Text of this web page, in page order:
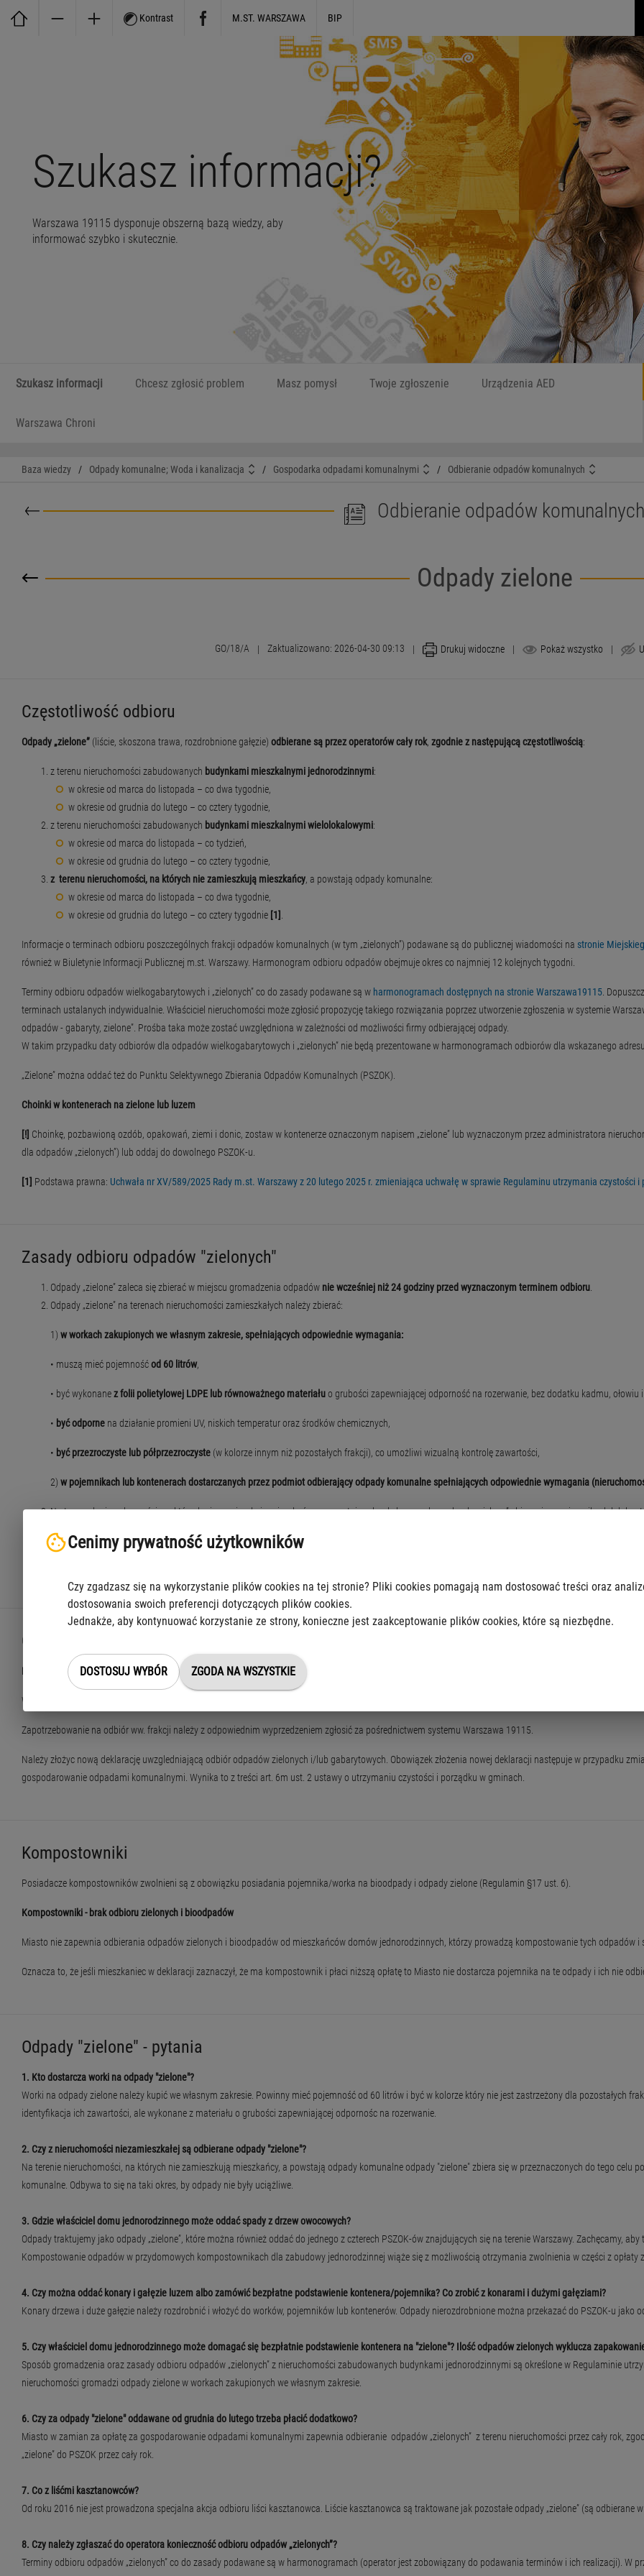
Kontrast M.ST. WARSZAWA BIP
Szukasz informacji?
Warszawa 19115 dysponuje obszerną bazą wiedzy, aby
informować szybko i skutecznie.
Szukasz informacji Chcesz zgłosić problem Masz pomysł Twoje zgłoszenie Urządzenia AED
Warszawa Chroni
Baza wiedzy / Odpady komunalne; Woda i kanalizacja / Gospodarka odpadami komunalnymi / Odbieranie odpadów komunalnych
Odbieranie odpadów komunalnych
Odpady zielone
GO/18/A | Zaktualizowano: 2026-04-30 09:13 | Drukuj widoczne | Pokaż wszystko |
Częstotliwość odbioru
Odpady „zielone” (liście, skoszona trawa, rozdrobnione gałęzie) odbierane są przez operatorów cały rok, zgodnie z następującą częstotliwością:
z terenu nieruchomości zabudowanych budynkami mieszkalnymi jednorodzinnymi:
w okresie od marca do listopada – co dwa tygodnie,
w okresie od grudnia do lutego – co cztery tygodnie,
z terenu nieruchomości zabudowanych budynkami mieszkalnymi wielolokalowymi:
w okresie od marca do listopada – co tydzień,
w okresie od grudnia do lutego – co cztery tygodnie,
z terenu nieruchomości, na których nie zamieszkują mieszkańcy, a powstają odpady komunalne:
w okresie od marca do listopada – co dwa tygodnie,
w okresie od grudnia do lutego – co cztery tygodnie [1].
Informacje o terminach odbioru poszczególnych frakcji odpadów komunalnych (w tym „zielonych”) podawane są do publicznej wiadomości na stronie
również w Biuletynie Informacji Publicznej m.st. Warszawy. Harmonogram odbioru odpadów obejmuje okres co najmniej 12 kolejnych tygodni.
Terminy odbioru odpadów wielkogabarytowych i „zielonych” co do zasady podawane są w harmonogramach dostępnych na stronie Warszawa19115.
terminach ustalanych indywidualnie. Właściciel nieruchomości może zgłosić propozycję takiego rozwiązania poprzez utworzenie zgłoszenia w systemie
odpadów - gabaryty, zielone”. Prośba taka może zostać uwzględniona w zależności od możliwości firmy odbierającej odpady.
W takim przypadku daty odbiorów dla odpadów wielkogabarytowych i „zielonych” nie będą prezentowane w harmonogramach odbiorów dla wskazanego
„Zielone” można oddać też do Punktu Selektywnego Zbierania Odpadów Komunalnych (PSZOK).
Choinki w kontenerach na zielone lub luzem
[!] Choinkę, pozbawioną ozdób, opakowań, ziemi i donic, zostaw w kontenerze oznaczonym napisem „zielone” lub wyznaczonym przez administratora
dla odpadów „zielonych”) lub oddaj do dowolnego PSZOK-u.
[1] Podstawa prawna: Uchwała nr XV/589/2025 Rady m.st. Warszawy z 20 lutego 2025 r. zmieniająca uchwałę w sprawie Regulaminu utrzymania czystości
Zasady odbioru odpadów "zielonych"
Odpady „zielone” zaleca się zbierać w miejscu gromadzenia odpadów nie wcześniej niż 24 godziny przed wyznaczonym terminem odbioru.
Odpady „zielone” na terenach nieruchomości zamieszkałych należy zbierać:
1) w workach zakupionych we własnym zakresie, spełniających odpowiednie wymagania:
• muszą mieć pojemnośćod 60 litrów,
• być wykonanez folii polietylowej LDPE lub równoważnego materiałuo grubości zapewniającej odporność na rozerwanie, bez dodatku kadmu,
• być odporne na działanie promieni UV, niskich temperatur oraz środków chemicznych,
• być przezroczyste lub półprzezroczyste (w kolorze innym niż pozostałych frakcji), co umożliwi wizualną kontrolę zawartości,
2) w pojemnikach lub kontenerach dostarczanych przez podmiot odbierający odpady komunalne spełniających odpowiednie wymagania
Na terenach nieruchomości, na których nie zamieszkują mieszkańcy, a powstają odpady komunalne, odpady „zielone” zbiera się w pojemnikach lub
Na terenach nieruchomości, na których znajdują się domki letniskowe i innych nieruchomości wykorzystywanych na cele rekreacyjno-wypoczynkowe
miejsca gromadzenia odpadów dla kilku nieruchomości, odpady zielone można gromadzić w pojemnikach.
Odpady zielone, gabaryty w nieruchomościach niezamieszkałych
Dotyczy nieruchomości niezamieszkałych pozostających w systemie miejskim
W miesiącu, w którym planowane jest np. koszenie trawników, w deklaracji należy zaznaczyć odbiór odpadów zielonych. Analogicznie z odpadami
Zapotrzebowanie na odbiór ww. frakcji należy z odpowiednim wyprzedzeniem zgłosić za pośrednictwem systemu Warszawa 19115.
Należy złożyc nową deklarację uwzgledniającą odbiór odpadów zielonych i/lub gabarytowych. Obowiązek złożenia nowej deklaracji następuje w przypadku
gospodarowanie odpadami komunalnymi. Wynika to z treści art. 6m ust. 2 ustawy o utrzymaniu czystości i porządku w gminach.
Kompostowniki
Posiadacze kompostowników zwolnieni są z obowiązku posiadania pojemnika/worka na bioodpady i odpady zielone (Regulamin §17 ust. 6).
Kompostowniki - brak odbioru zielonych i bioodpadów
Miasto nie zapewnia odbierania odpadów zielonych i bioodpadów od mieszkańców domów jednorodzinnych, którzy prowadzą kompostowanie tych odpadów
Oznacza to, że jeśli mieszkaniec w deklaracji zaznaczył, że ma kompostownik i płaci niższą opłatę to Miasto nie dostarcza pojemnika na te odpady i ich nie
Odpady "zielone" - pytania
1. Kto dostarcza worki na odpady "zielone"?
Worki na odpady zielone należy kupić we własnym zakresie. Powinny mieć pojemność od 60 litrów i być w kolorze który nie jest zastrzeżony dla pozostałych
identyfikacja ich zawartości, ale wykonane z materiału o grubości zapewniającej odpornośc na rozerwanie.
2. Czy z nieruchomości niezamieszkałej są odbierane odpady "zielone"?
Na terenie nieruchomości, na których nie zamieszkują mieszkańcy, a powstają odpady komunalne odpady "zielone" zbiera się w przeznaczonych do tego
komunalne. Odbywa to się na taki okres, by odpady nie były uciążliwe.
3. Gdzie właściciel domu jednorodzinnego może oddać spady z drzew owocowych?
Odpady traktujemy jako odpady „zielone”, które można również oddać do jednego z czterech PSZOK-ów znajdujących się na terenie Warszawy. Zachęcamy,
Kompostowanie odpadów w przydomowych kompostownikach dla zabudowy jednorodzinnej wiąże się z możliwością otrzymania zwolnienia w części z
4. Czy można oddać konary i gałęzie luzem albo zamówić bezpłatne podstawienie kontenera/pojemnika? Co zrobić z konarami i dużymi gałęziami?
Konary drzewa i duże gałęzie należy rozdrobnić i włożyć do worków, pojemników lub kontenerów. Odpady nierozdrobnione można przekazać do PSZOK-u jako
5. Czy właściciel domu jednorodzinnego może domagać się bezpłatnie podstawienie kontenera na "zielone"? Ilość odpadów zielonych wyklucza
Sposób gromadzenia oraz zasady odbioru odpadów „zielonych” z nieruchomości zabudowanych budynkami jednorodzinnymi są określone w Regulaminie
nieruchomości gromadzi odpady zielone w workach zakupionych we własnym zakresie.
6. Czy za odpady "zielone" oddawane od grudnia do lutego trzeba płacić dodatkowo?
Miasto w zamian za opłatę za gospodarowanie odpadami komunalnymi zapewnia odbieranie odpadów „zielonych” z terenu nieruchomości przez cały rok,
„zielone” do PSZOK przez cały rok.
7. Co z liśćmi kasztanowców?
Od roku 2016 nie jest prowadzona specjalna akcja odbioru liści kasztanowca. Liście kasztanowca są traktowane jak pozostałe odpady „zielone” (są
8. Czy należy zgłaszać do operatora konieczność odbioru odpadów „zielonych”?
Terminy odbioru odpadów „zielonych” co do zasady podawane są w harmonogramach (operator jest zobowiązany do podawania terminów i ich realizacji). W
Cenimy prywatność użytkowników
Czy zgadzasz się na wykorzystanie plików cookies na tej stronie? Pliki cookies pomagają nam dostosować treści oraz
dostosowania swoich preferencji dotyczących plików cookies.
Jednakże, aby kontynuować korzystanie ze strony, konieczne jest zaakceptowanie plików cookies, które są niezbędne.
DOSTOSUJ WYBÓR ZGODA NA WSZYSTKIE